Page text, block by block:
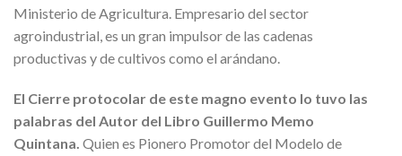
Ministerio de Agricultura. Empresario del sector
agroindustrial, es un gran impulsor de las cadenas
productivas y de cultivos como el arándano.
El Cierre protocolar de este magno evento lo tuvo las
palabras del Autor del Libro Guillermo Memo
Quintana. Quien es Pionero Promotor del Modelo de